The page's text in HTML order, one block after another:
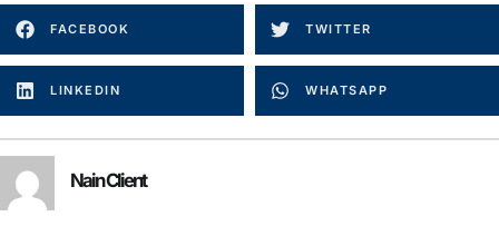
FACEBOOK TWITTER
LINKEDIN WHATSAPP
Nain Client